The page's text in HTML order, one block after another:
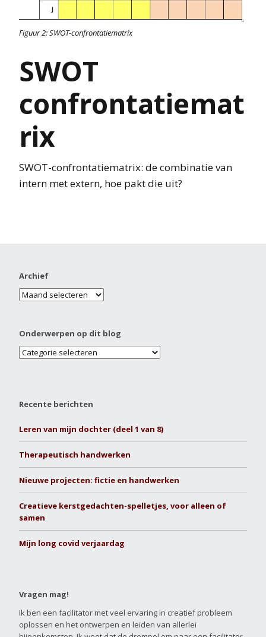
Figuur 2: SWOT-confrontatiematrix
SWOT
confrontatiemat
rix
SWOT-confrontatiematrix: de combinatie van
intern met extern, hoe pakt die uit?
Archief
Onderwerpen op dit blog
Recente berichten
Leren van mijn dochter (deel 1 van 8)
Therapeutisch handwerken
Nieuwe projecten: fictie en handwerken
Creatieve kerstgedachten-spelletjes, voor alleen of
samen
Mijn long covid verjaardag
Vragen mag!
Ik ben een facilitator met veel ervaring in creatief probleem
oplossen en het ontwerpen en leiden van allerlei